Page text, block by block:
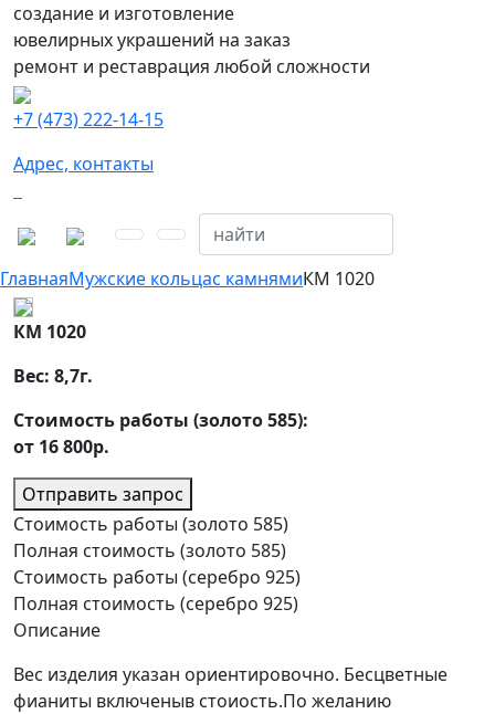
создание и изготовление
ювелирных украшений на заказ
ремонт и реставрация любой сложности
+7 (473) 222-14-15
Адрес, контакты
ГлавнаяМужские кольцас камнямиКМ 1020
КМ 1020
Вес: 8,7г.
Стоимость работы (золото 585):
от 16 800р.
Отправить запрос
Стоимость работы (золото 585)
Полная стоимость (золото 585)
Стоимость работы (серебро 925)
Полная стоимость (серебро 925)
Описание
Вес изделия указан ориентировочно. Бесцветные
фианиты включеныв стоиость.По желанию